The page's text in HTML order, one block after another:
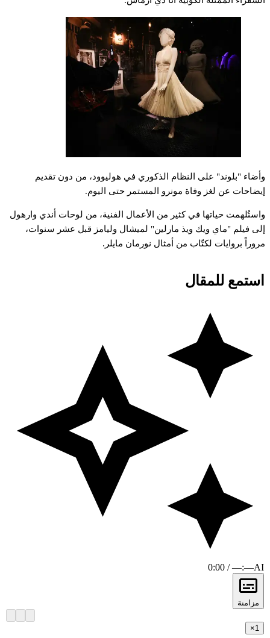
وأضاء "بلوند" على النظام الذكوري في هوليوود، من دون تقديم
إيضاحات عن لغز وفاة مونرو المستمر حتى اليوم.
واستُلهمت حياتها في كثير من الأعمال الفنية، من لوحات أندي وارهول
إلى فيلم "ماي ويك ويذ مارلين" لميشال وليامز قبل عشر سنوات،
مروراً
بروايات لكتّاب من أمثال نورمان مايلر.
استمع للمقال
AI
0:00 / —:—
مزامنة
×